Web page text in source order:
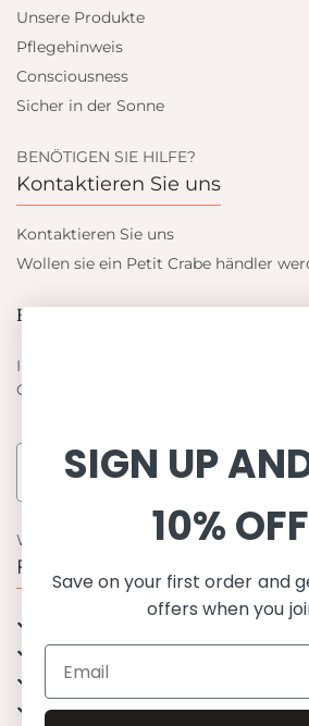
Unsere Produkte
Pflegehinweis
Consciousness
Sicher in der Sonne
BENÖTIGEN SIE HILFE?
Kontaktieren Sie uns
Kontaktieren Sie uns
Wollen sie ein Petit Crabe händler
Blieb auf dem laufenden
Informieren Sie sich über die
Crabe
WARUM UNS WÄHLEN
Funktion, Qualität und Design
OEKO-TEX® zertifiziertes Stoffe
Materialien von bester Qualität
Stilvoll & Anspruchsvoll
SIGN UP
10% OFF
Save on your first order and
offers when you